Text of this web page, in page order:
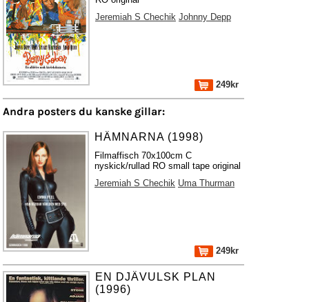
Jeremiah S Chechik Johnny Depp
249kr
Andra posters du kanske gillar:
HÄMNARNA (1998)
Filmaffisch 70x100cm C
nyskick/rullad RO small tape original
Jeremiah S Chechik Uma Thurman
249kr
EN DJÄVULSK PLAN
(1996)